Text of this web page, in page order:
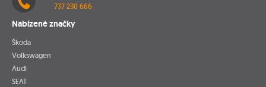
737 230 666
Nabízené značky
Škoda
Volkswagen
Audi
SEAT